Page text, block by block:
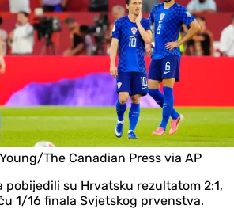
The Canadian Press via AP
pobijedili su Hrvatsku rezultatom 2:1,
1/16 finala Svjetskog prvenstva.